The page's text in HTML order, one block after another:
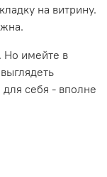
на витрину.
Но имейте в
себя - вполне